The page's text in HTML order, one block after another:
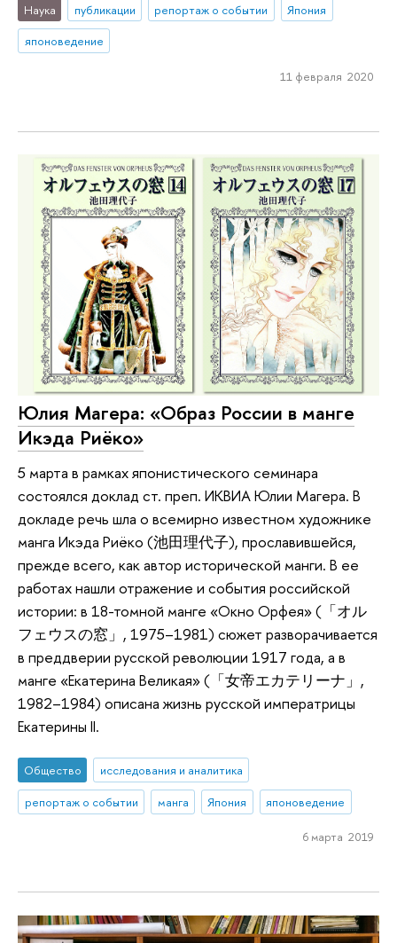
Наука публикации репортаж о событии
Япония
японоведение
11 февраля 2020
Юлия Магера: «Образ России в манге
Икэда Риёко»
5 марта в рамках японистического семинара
состоялся доклад ст. преп. ИКВИА Юлии Магера. В
докладе речь шла о всемирно известном художнике
манга Икэда Риёко (池田理代子), прославившейся,
прежде всего, как автор исторической манги. В ее
работах нашли отражение и события российской
истории: в 18-томной манге «Окно Орфея» (「オル
フェウスの窓」, 1975–1981) сюжет разворачивается
в преддверии русской революции 1917 года, а в
манге «Екатерина Великая» (「女帝エカテリーナ」,
1982–1984) описана жизнь русской императрицы
Екатерины II.
Общество
исследования и аналитика
репортаж о событии
манга Япония японоведение
6 марта 2019